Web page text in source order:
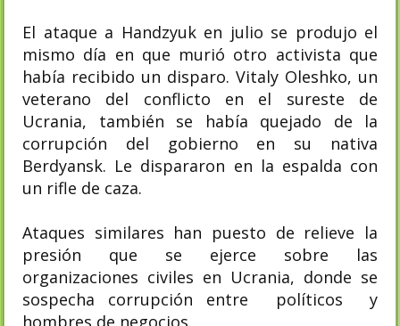
El ataque a Handzyuk en julio se produjo el
mismo día en que murió otro activista que
había recibido un disparo. Vitaly Oleshko, un
veterano del conflicto en el sureste de
Ucrania, también se había quejado de la
corrupción del gobierno en su nativa
Berdyansk. Le dispararon en la espalda con
un rifle de caza.
Ataques similares han puesto de relieve la
presión que se ejerce sobre las
organizaciones civiles en Ucrania, donde se
sospecha corrupción entre políticos y
hombres de negocios.